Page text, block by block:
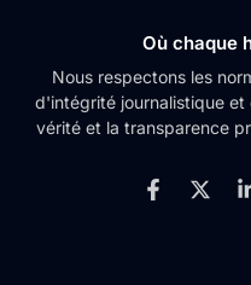
Où chaque
Nous respectons les
d'intégrité journalistique
vérité et la transparence